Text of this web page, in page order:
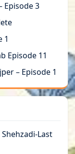
Episode 3
1
Episode 11
– Episode 1
Last